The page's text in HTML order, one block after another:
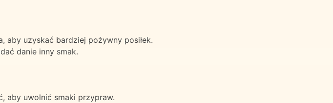
aby uzyskać bardziej pożywny posiłek.
danie inny smak.
aby uwolnić smaki przypraw.